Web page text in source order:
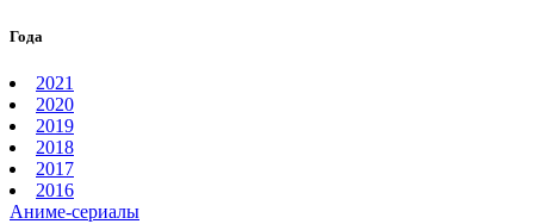
Года
2021
2020
2019
2018
2017
2016
Аниме-сериалы